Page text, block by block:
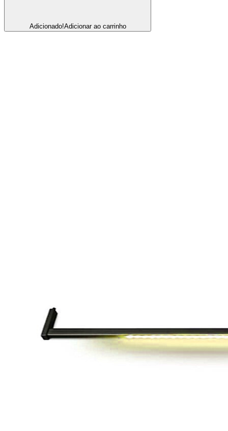
Adicionado!Adicionar ao carrinho